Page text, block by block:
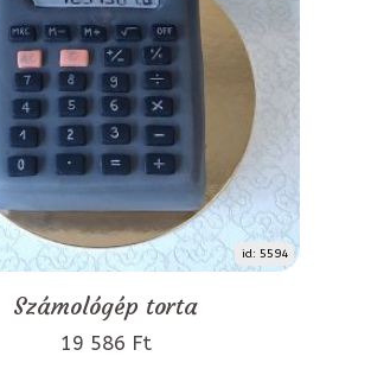
id: 5594
Számológép torta
19 586 Ft